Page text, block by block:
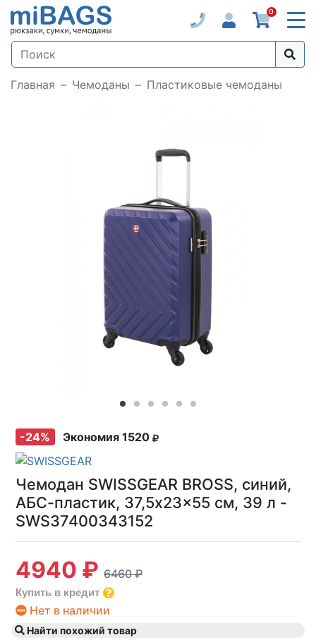
0
Главная Чемоданы Пластиковые чемоданы
Loading...
-24% Экономия 1520
Чемодан SWISSGEAR BROSS, синий,
АБС-пластик, 37,5x23x55 см, 39 л -
SWS37400343152
4940 ₽ 6460 ₽
Купить в кредит
Нет в наличии
Найти похожий товар